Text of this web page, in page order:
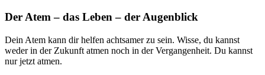
Der Atem – das Leben – der Augenblick
Dein Atem kann dir helfen achtsamer zu sein. Wisse, du kannst
weder in der Zukunft atmen noch in der Vergangenheit. Du kannst
nur jetzt atmen.